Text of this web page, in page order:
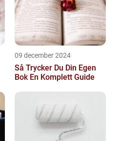
09 december 2024
Så Trycker Du Din Egen
Bok En Komplett Guide